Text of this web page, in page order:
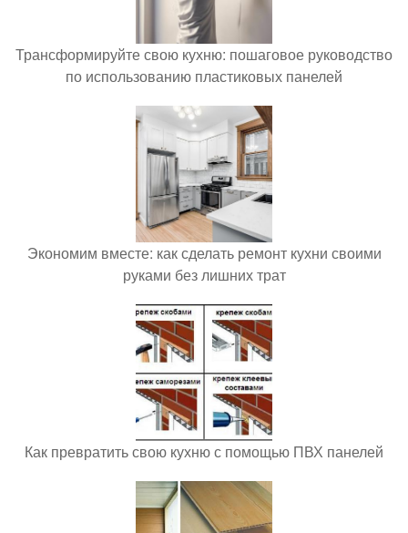
Трансформируйте свою кухню: пошаговое руководство
по использованию пластиковых панелей
Экономим вместе: как сделать ремонт кухни своими
руками без лишних трат
Как превратить свою кухню с помощью ПВХ панелей